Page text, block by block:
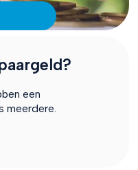
een
meerdere.